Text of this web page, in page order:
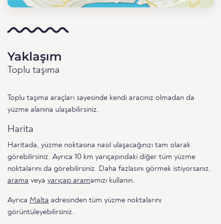
Yaklaşım
Toplu taşıma
Toplu taşıma araçları sayesinde kendi aracınız olmadan da
yüzme alanına ulaşabilirsiniz.
Harita
Haritada, yüzme noktasına nasıl ulaşacağınızı tam olarak
görebilirsiniz. Ayrıca 10 km yarıçapındaki diğer tüm yüzme
noktalarını da görebilirsiniz. Daha fazlasını görmek istiyorsanız,
arama veya yarıçap aramamızı kullanın.
Ayrıca Malta adresinden tüm yüzme noktalarını
görüntüleyebilirsiniz.